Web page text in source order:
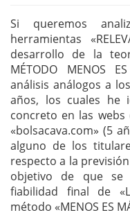
Si queremos
herramientas
desarrollo de la
MÉTODO MENOS
análisis análogos a
años, los cuales he
concreto en las webs
«bolsacava.com» (5
alguno de los
respecto a la
objetivo de que se
fiabilidad final de
método «MENOS ES